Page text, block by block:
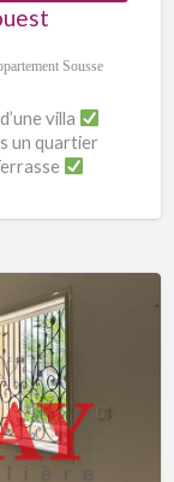
Sousse
villa
un quartier